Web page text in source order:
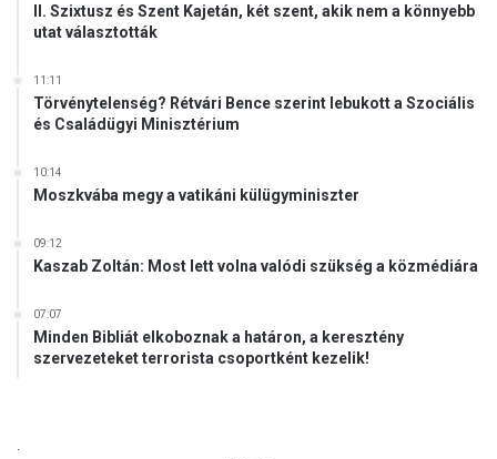
II. Szixtusz és Szent Kajetán, két szent, akik nem a könnyebb
utat választották
11:11
Törvénytelenség? Rétvári Bence szerint lebukott a Szociális
és Családügyi Minisztérium
10:14
Moszkvába megy a vatikáni külügyminiszter
09:12
Kaszab Zoltán: Most lett volna valódi szükség a közmédiára
07:07
Minden Bibliát elkoboznak a határon, a keresztény
szervezeteket terrorista csoportként kezelik!
.